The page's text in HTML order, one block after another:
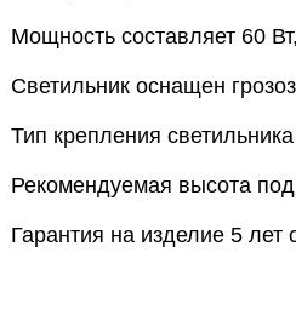
Мощность составляет 60
Светильник оснащен
Тип крепления
Рекомендуемая высота
Гарантия на изделие 5